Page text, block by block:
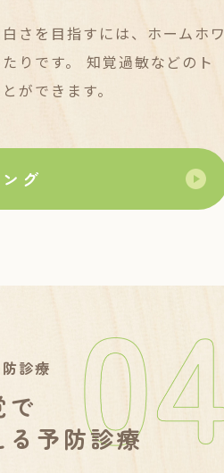
さを目指すには、ホームホワ
りです。 知覚過敏などのト
ができます。
グ
診療
で
予防診療